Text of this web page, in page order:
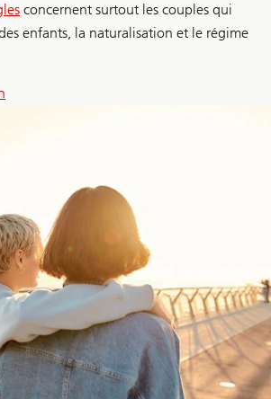
concernent surtout les couples qui
enfants, la naturalisation et le régime